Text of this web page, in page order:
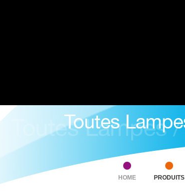
HOME PRODUITS